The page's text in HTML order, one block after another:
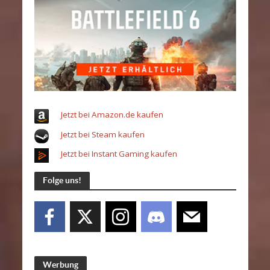
Jetzt bei Amazon.de kaufen
Jetzt bei Steam kaufen
Jetzt bei Instant Gaming kaufen
Folge uns!
Werbung